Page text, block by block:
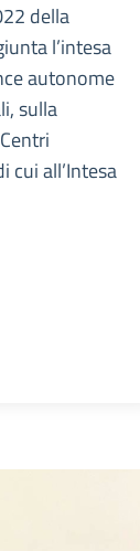
della
l’intesa
autonome
sulla
cui all’Intesa